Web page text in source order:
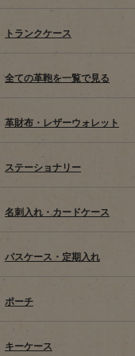
トランクケース
全ての革鞄を一覧で見る
革財布・レザーウォレット
ステーショナリー
名刺入れ・カードケース
パスケース・定期入れ
ポーチ
キーケース